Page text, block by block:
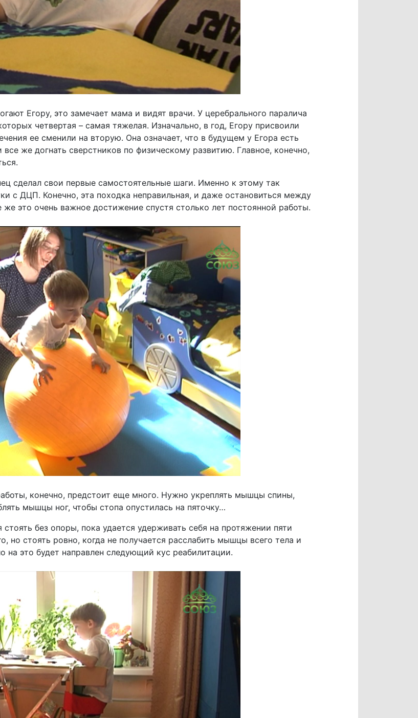
Егору, это замечает мама и видят врачи. У церебрального паралича
четвертая – самая тяжелая. Изначально, в год, Егору присвоили
ее сменили на вторую. Она означает, что в будущем у Егора есть
же догнать сверстников по физическому развитию. Главное, конечно,
сделал свои первые самостоятельные шаги. Именно к этому так
с ДЦП. Конечно, эта походка неправильная, и даже остановиться между
это очень важное достижение спустя столько лет постоянной работы.
конечно, предстоит еще много. Нужно укреплять мышцы спины,
мышцы ног, чтобы стопа опустилась на пяточку…
без опоры, пока удается удерживать себя на протяжении пяти
но стоять ровно, когда не получается расслабить мышцы всего тела и
на это будет направлен следующий кус реабилитации.